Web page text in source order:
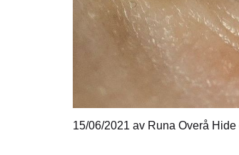
15/06/2021 av Runa Overå